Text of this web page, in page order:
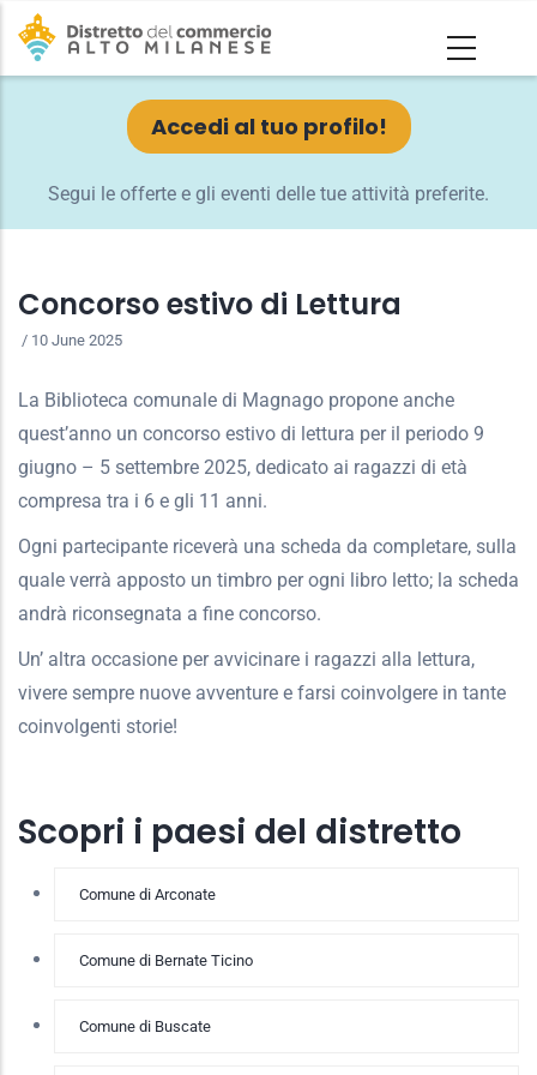
Salta
contenuto
Accedi al tuo profilo!
Segui le offerte e gli eventi delle tue attività preferite.
Concorso estivo di Lettura
/ 10 June 2025
La Biblioteca comunale di Magnago propone anche
quest’anno un concorso estivo di lettura per il periodo 9
giugno – 5 settembre 2025, dedicato ai ragazzi di età
compresa tra i 6 e gli 11 anni.
Ogni partecipante riceverà una scheda da completare, sulla
quale verrà apposto un timbro per ogni libro letto; la scheda
andrà riconsegnata a fine concorso.
Un’ altra occasione per avvicinare i ragazzi alla lettura,
vivere sempre nuove avventure e farsi coinvolgere in tante
coinvolgenti storie!
Scopri i paesi del distretto
Comune di Arconate
Comune di Bernate Ticino
Comune di Buscate